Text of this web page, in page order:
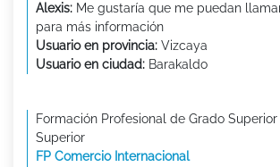
Alexis: Me gustaría que me puedan
para más información
Usuario en provincia: Vizcaya
Usuario en ciudad: Barakaldo
Formación Profesional de Grado
Superior
FP Comercio Internacional